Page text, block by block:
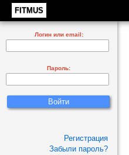
FITMUS
Логин или email:
Пароль:
Регистрация
Забыли пароль?